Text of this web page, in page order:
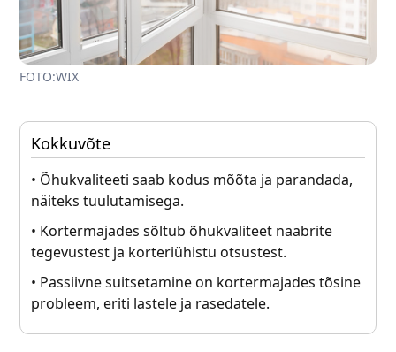
FOTO:WIX
Kokkuvõte
• Õhukvaliteeti saab kodus mõõta ja parandada,
näiteks tuulutamisega.
• Kortermajades sõltub õhukvaliteet naabrite
tegevustest ja korteriühistu otsustest.
• Passiivne suitsetamine on kortermajades tõsine
probleem, eriti lastele ja rasedatele.